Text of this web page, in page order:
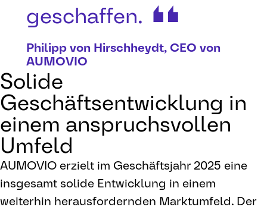
geschaffen.
Philipp von Hirschheydt, CEO von
AUMOVIO
Solide
Geschäftsentwicklung in
einem anspruchsvollen
Umfeld
AUMOVIO erzielt im Geschäftsjahr 2025 eine
insgesamt solide Entwicklung in einem
weiterhin herausfordernden Marktumfeld. Der